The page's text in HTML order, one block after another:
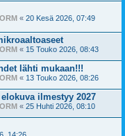
« 20 Kesä 2026, 07:49
« 15 Touko 2026, 08:43
lähti mukaan!!!
« 13 Touko 2026, 08:26
ilmestyy 2027
« 25 Huhti 2026, 08:10